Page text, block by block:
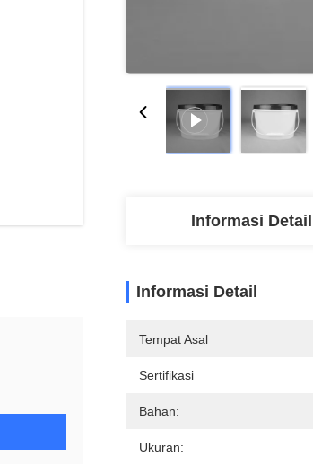
Informasi Detail
Informasi Detail
Tempat Asal
Sertifikasi
Bahan:
Ukuran: